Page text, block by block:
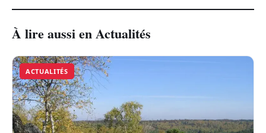
À lire aussi en Actualités
ACTUALITÉS